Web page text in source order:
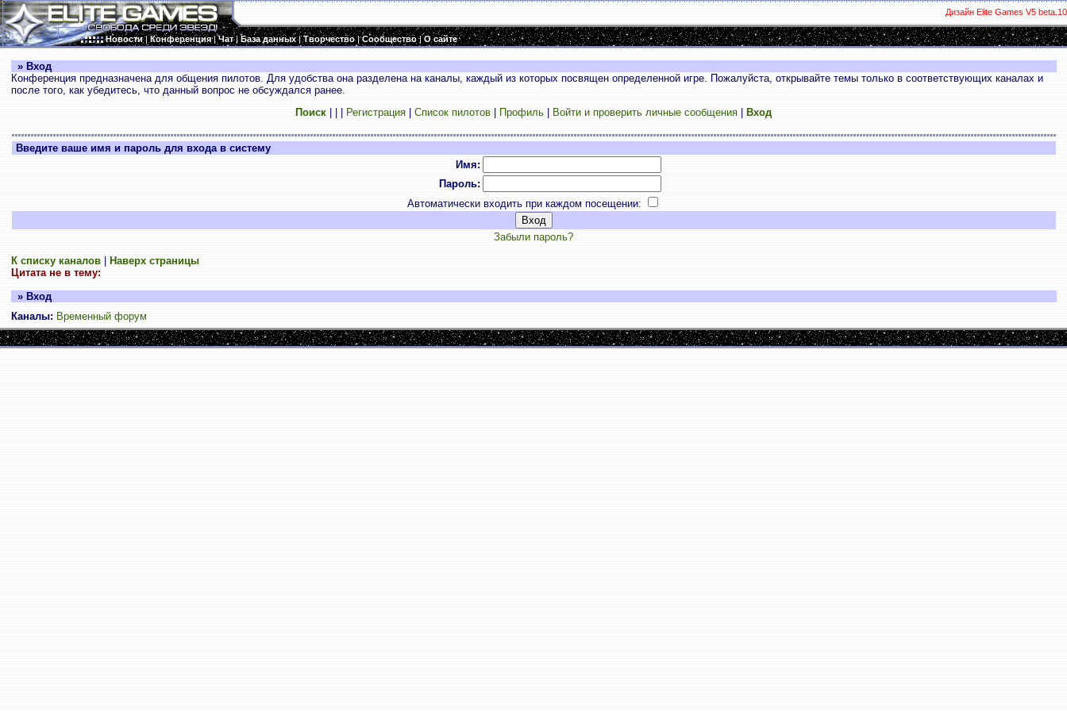
Дизайн Elite Games V5 beta.10
Новости|Конференция|Чат|База данных|Творчество|Сообщество|О сайте
» Вход
Конференция предназначена для общения пилотов. Для удобства она разделена на каналы, каждый из которых посвящен определенной игре. Пожалуйста, открывайте темы только в соответствующих каналах и
после того, как убедитесь, что данный вопрос не обсуждался ранее.
Поиск
Регистрация Список пилотов Профиль Войти и проверить личные сообщения Вход
Введите ваше имя и пароль для входа в систему
Имя:
Пароль:
Автоматически входить при каждом посещении:
Забыли пароль?
К списку каналов|
Наверх страницы
Цитата не в тему:
» Вход
Каналы: Временный форум